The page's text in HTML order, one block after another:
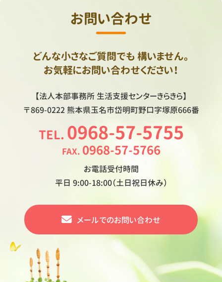
お問い合わせ
どんな小さなご質問でも 構いません。
お気軽にお問い合わせください！
【法人本部事務所 生活支援センターきらきら】
〒869-0222 熊本県玉名市岱明町野口字塚原666番
TEL. 0968-57-5755
FAX. 0968-57-5766
お電話受付時間
平日 9:00-18:00（土日祝日休み）
メールでのお問い合わせ